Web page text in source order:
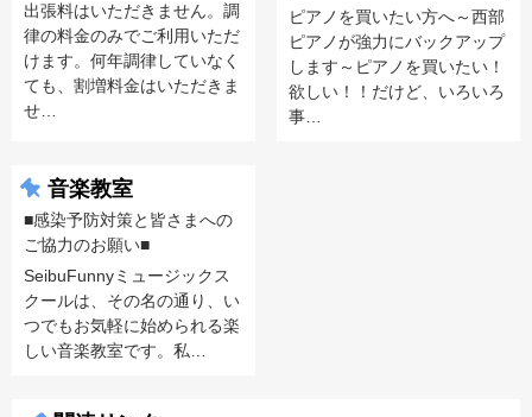
出張料はいただきません。調
律の料金のみでご利用いただ
けます。何年調律していなく
ても、割増料金はいただきま
せ…
ピアノを買いたい方へ～西部
ピアノが強力にバックアップ
します～ピアノを買いたい！
欲しい！！だけど、いろいろ
事…
音楽教室
■感染予防対策と皆さまへの
ご協力のお願い■
SeibuFunnyミュージックス
クールは、その名の通り、い
つでもお気軽に始められる楽
しい音楽教室です。私…